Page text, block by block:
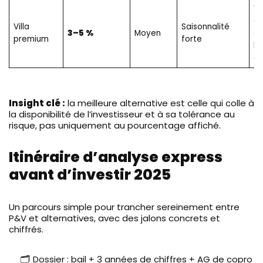
Villa
premium
3–5 % Moyen
Saisonnalité
forte
Insight clé : la meilleure alternative est celle qui colle à
la disponibilité de l’investisseur et à sa tolérance au
risque, pas uniquement au pourcentage affiché.
Itinéraire d’analyse express
avant d’investir 2025
Un parcours simple pour trancher sereinement entre
P&V et alternatives, avec des jalons concrets et
chiffrés.
🗂️ Dossier : bail + 3 années de chiffres + AG de copro